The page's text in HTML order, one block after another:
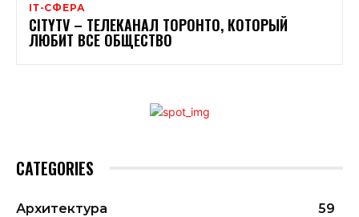
ІТ-СФЕРА
CITYTV – ТЕЛЕКАНАЛ ТОРОНТО, КОТОРЫЙ
ЛЮБИТ ВСЕ ОБЩЕСТВО
CATEGORIES
Архитектура
59